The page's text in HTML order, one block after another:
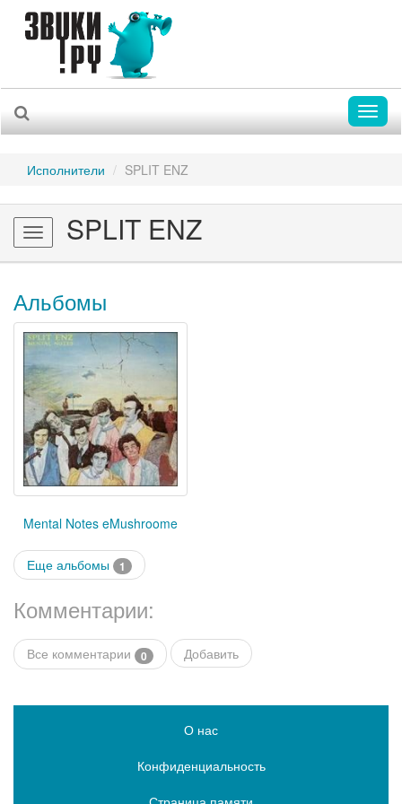
Исполнители SPLIT ENZ
Toggle
navigation
SPLIT ENZ
Альбомы
Mental Notes eMushroome
Еще альбомы 1
Комментарии:
Все комментарии 0 Добавить
О нас
Конфиденциальность